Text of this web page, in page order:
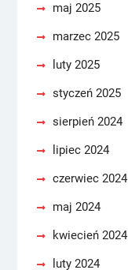
maj 2025
marzec 2025
luty 2025
styczeń 2025
sierpień 2024
lipiec 2024
czerwiec 2024
maj 2024
kwiecień 2024
luty 2024